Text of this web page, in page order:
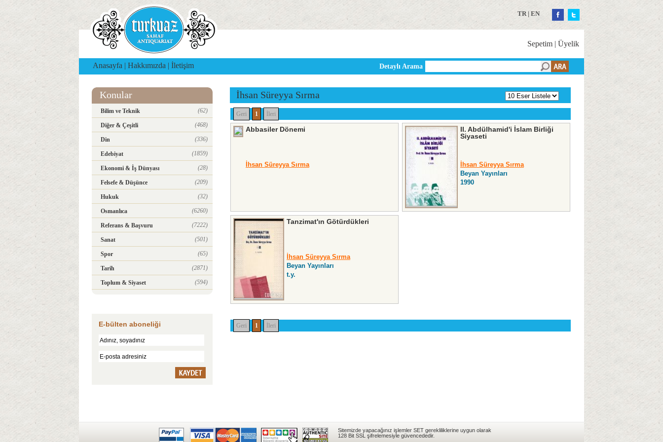
TR| EN
Sepetim | Üyelik
Anasayfa | Hakkımızda | İletişim Detaylı Arama
Konular
Bilim ve Teknik (62)
Diğer & Çeşitli (468)
Din (336)
Edebiyat (1859)
Ekonomi & İş Dünyası (28)
Felsefe & Düşünce (209)
Hukuk (32)
Osmanlıca (6260)
Referans & Başvuru (7222)
Sanat (501)
Spor (65)
Tarih (2871)
Toplum & Siyaset (594)
E-bülten aboneliği
İhsan Süreyya Sırma
Geri 1 İleri
Abbasiler Dönemi
İhsan Süreyya Sırma
II. Abdülhamid'i İslam Birliği
Siyaseti
İhsan Süreyya Sırma
Beyan Yayınları
1990
Tanzimat'ın Götürdükleri
İhsan Süreyya Sırma
Beyan Yayınları
t.y.
Geri 1 İleri
Sitemizde yapacağınız işlemler SET gerekliliklerine uygun olarak
128 Bit SSL şifrelemesiyle güvencededir.